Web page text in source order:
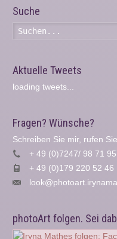
Suche
Aktuelle Tweets
loading tweets...
Fragen? Wünsche?
Schreiben Sie mir, rufen Sie
+ 49 (0)7247/ 98 71
+ 49 (0)179 220 52 46
photoArt folgen. Sei